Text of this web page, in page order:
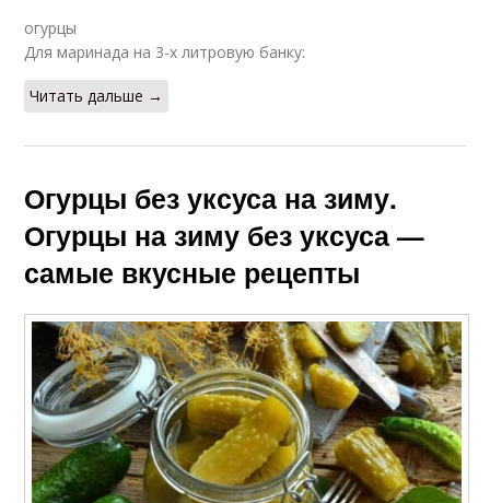
огурцы
Для маринада на 3-х литровую банку:
Читать дальше →
Огурцы без уксуса на зиму.
Огурцы на зиму без уксуса —
самые вкусные рецепты